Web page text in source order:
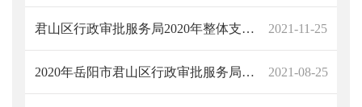
君山区行政审批服务局2020年整体支出绩效评价报告 2021-11-25
2020年岳阳市君山区行政审批服务局部门决算说明 2021-08-25